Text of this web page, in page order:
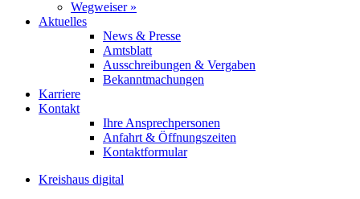
Wegweiser »
Aktuelles
News & Presse
Amtsblatt
Ausschreibungen & Vergaben
Bekanntmachungen
Karriere
Kontakt
Ihre Ansprechpersonen
Anfahrt & Öffnungszeiten
Kontaktformular
Kreishaus digital